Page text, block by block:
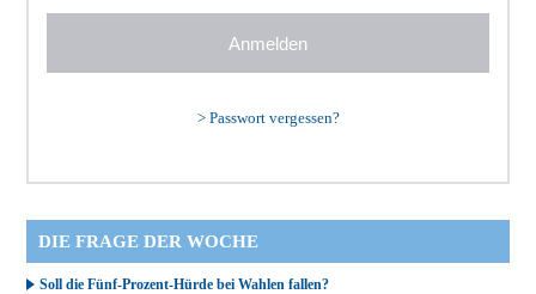
> Passwort vergessen?
DIE FRAGE DER WOCHE
Soll die Fünf-Prozent-Hürde bei Wahlen fallen?